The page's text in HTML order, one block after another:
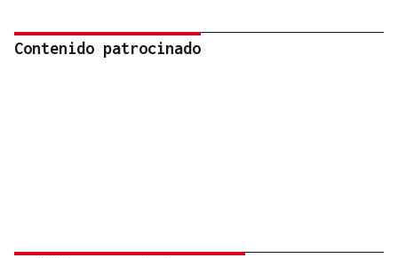
Contenido patrocinado